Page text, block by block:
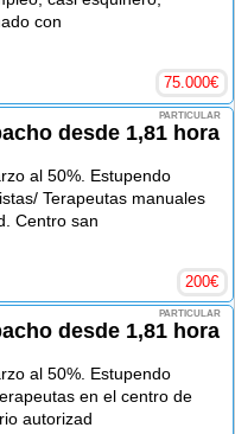
con
75.000€
PARTICULAR
desde 1,81 hora
al 50%. Estupendo
Terapeutas manuales
Centro san
200€
PARTICULAR
desde 1,81 hora
al 50%. Estupendo
en el centro de
autorizad